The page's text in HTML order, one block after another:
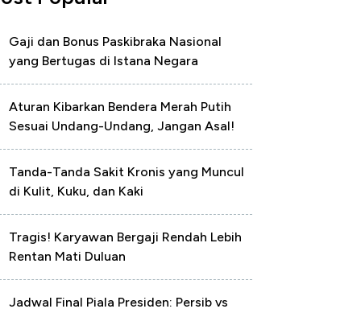
Gaji dan Bonus Paskibraka Nasional
yang Bertugas di Istana Negara
Aturan Kibarkan Bendera Merah Putih
Sesuai Undang-Undang, Jangan Asal!
Tanda-Tanda Sakit Kronis yang Muncul
di Kulit, Kuku, dan Kaki
Tragis! Karyawan Bergaji Rendah Lebih
Rentan Mati Duluan
Jadwal Final Piala Presiden: Persib vs